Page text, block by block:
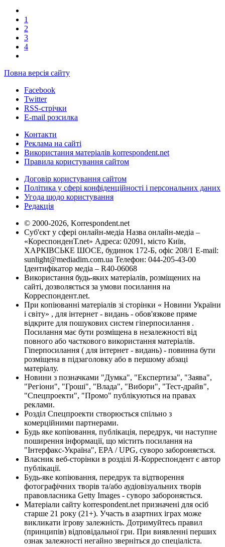
1
2
3
4
Повна версія сайту
Facebook
Twitter
RSS-стрічки
E-mail розсилка
Контакти
Реклама на сайті
Використання матеріалів korrespondent.net
Правила користування сайтом
Договір користування сайтом
Політика у сфері конфіденційності і персональних даних
Угода щодо користування
Редакція
© 2000-2026, Korrespondent.net
Суб'єкт у сфері онлайн-медіа Назва онлайн-медіа –
«КореспонденТ.net» Адреса: 02091, місто Київ,
ХАРКІВСЬКЕ ШОСЕ, будинок 172-Б, офіс 208/1 E-mail:
sunlight@mediadim.com.ua Телефон: 044-205-43-00
Ідентифікатор медіа – R40-06068
Використання будь-яких матеріалів, розміщених на
сайті, дозволяється за умови посилання на
Корреспондент.net.
При копіюванні матеріалів зі сторінки « Новини України
і світу» , для інтернет - видань - обов'язкове пряме
відкрите для пошукових систем гіперпосилання .
Посилання має бути розміщена в незалежності від
повного або часткового використання матеріалів.
Гіперпосилання ( для інтернет - видань) - повинна бути
розміщена в підзаголовку або в першому абзаці
матеріалу.
Новини з позначками "Думка", "Експертиза", "Заява",
"Регіони", "Гроші", "Влада", "Вибори", "Тест-драйв",
"Спецпроекти", "Промо" публікуються на правах
реклами.
Розділ Спецпроекти створюється спільно з
комерційними партнерами.
Будь яке копіювання, публікація, передрук, чи наступне
поширення інформації, що містить посилання на
"Інтерфакс-Україна", EPA / UPG, суворо забороняється.
Власник веб-сторінки в розділі Я-Корреспондент є автор
публікації.
Будь-яке копіювання, передрук та відтворення
фотографічних творів та/або аудіовізуальних творів
правовласника Getty Images - суворо забороняється.
Матеріали сайту korrespondent.net призначені для осіб
старше 21 року (21+). Участь в азартних іграх може
викликати ігрову залежність. Дотримуйтесь правил
(принципів) відповідальної гри. При виявленні перших
ознак залежності негайно зверніться до спеціаліста.